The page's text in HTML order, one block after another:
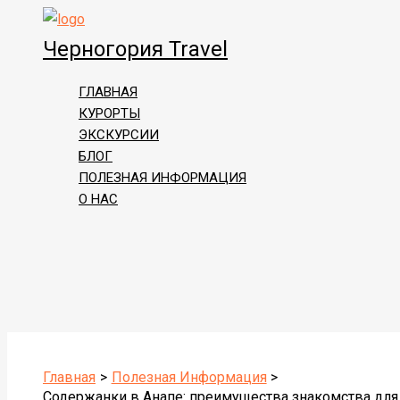
Перейти
содержимому
Черногория Travel
ГЛАВНАЯ
КУРОРТЫ
ЭКСКУРСИИ
БЛОГ
ПОЛЕЗНАЯ ИНФОРМАЦИЯ
О НАС
Главная
Полезная Информация